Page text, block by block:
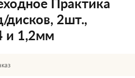
Практика
2шт.,
и 1,2мм